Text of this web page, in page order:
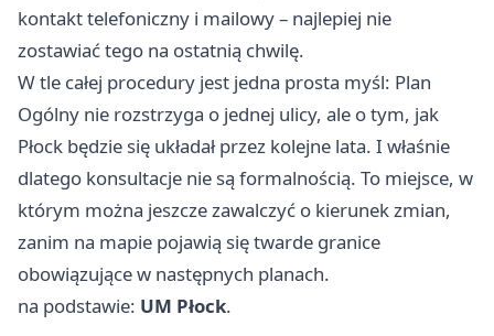
kontakt telefoniczny i mailowy – najlepiej nie
zostawiać tego na ostatnią chwilę.
W tle całej procedury jest jedna prosta myśl: Plan
Ogólny nie rozstrzyga o jednej ulicy, ale o tym, jak
Płock będzie się układał przez kolejne lata. I właśnie
dlatego konsultacje nie są formalnością. To miejsce, w
którym można jeszcze zawalczyć o kierunek zmian,
zanim na mapie pojawią się twarde granice
obowiązujące w następnych planach.
na podstawie: UM Płock.